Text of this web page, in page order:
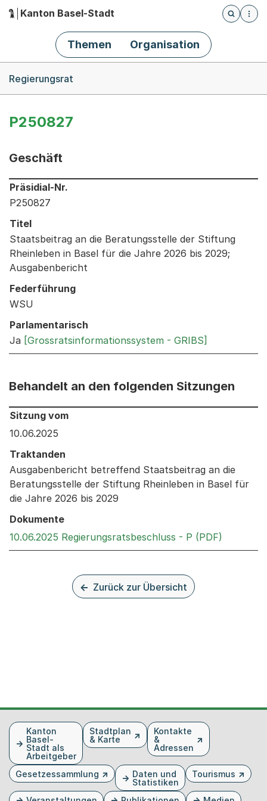
Hauptnavigation
Kanton Basel-Stadt
Öffnet
Themen Organisation
Regierungsrat
P250827
Geschäft
Informationen zum Ausgewählten Geschäft
Präsidial-Nr.
P250827
Titel
Staatsbeitrag an die Beratungsstelle der Stiftung
Rheinleben in Basel für die Jahre 2026 bis 2029;
Ausgabenbericht
Federführung
WSU
Parlamentarisch
Ja [Grossratsinformationssystem - GRIBS]
Behandelt an den folgenden Sitzungen
Behandelt an den folgenden Sitzungen: Informationen
Sitzung vom
10.06.2025
Traktanden
Ausgabenbericht betreffend Staatsbeitrag an die
Beratungsstelle der Stiftung Rheinleben in Basel für
die Jahre 2026 bis 2029
Dokumente
10.06.2025 Regierungsratsbeschluss - P (PDF)
Zurück zur Übersicht
FusszeileKanton
Basel-
Stadt als
Arbeitgeber
Stadtplan
& Karte
Kontakte
&
Adressen
Gesetzessammlung
Daten und
Statistiken
Tourismus